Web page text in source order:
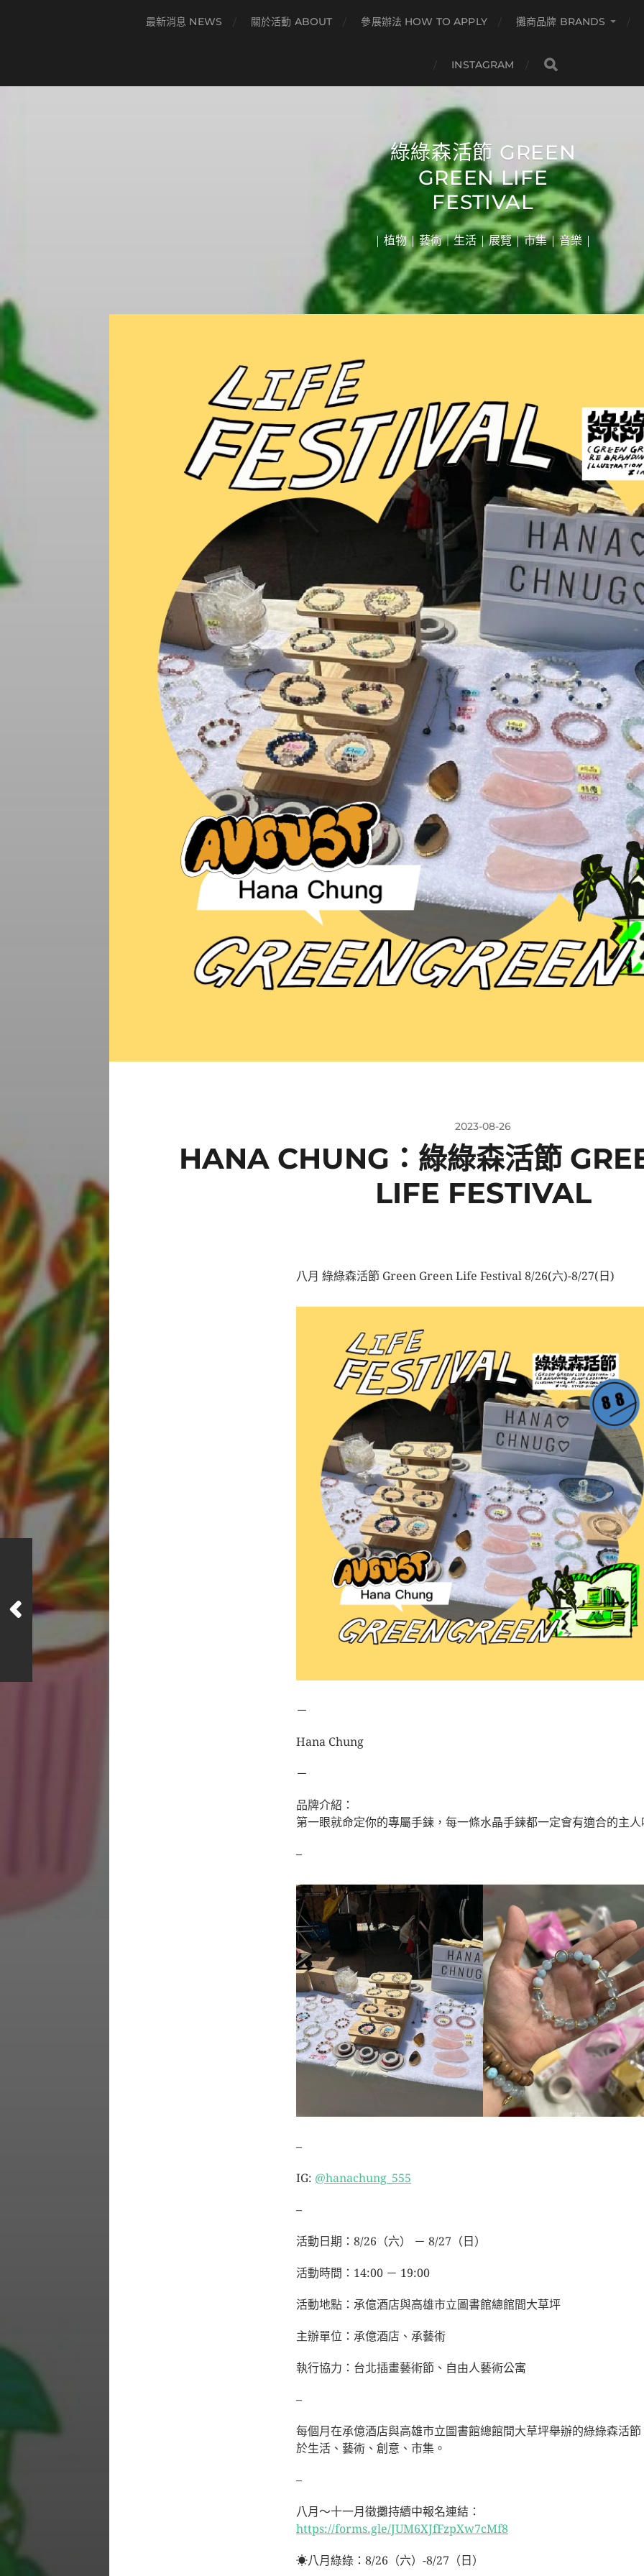
最新消息 NEWS 關於活動 ABOUT 參展辦法 HOW TO APPLY 攤商品牌 BRANDS
INSTAGRAM
綠綠森活節 GREEN
GREEN LIFE
FESTIVAL
| 植物 | 藝術｜生活 | 展覽 | 市集 | 音樂 |
2023-08-26
HANA CHUNG：綠綠森活節
LIFE FESTIVAL
八月 綠綠森活節 Green Green Life Festival 8/26(六)-8/27(日)
－
Hana Chung
－
品牌介紹：
第一眼就命定你的專屬手鍊，每一條水晶手鍊都一定會有適合的主人
–
–
IG: @hanachung_555
–
活動日期：8/26（六） － 8/27（日）
活動時間：14:00 － 19:00
活動地點：承億酒店與高雄市立圖書館總館間大草坪
主辦單位：承億酒店、承藝術
執行協力：台北插畫藝術節、自由人藝術公寓
–
每個月在承億酒店與高雄市立圖書館總館間大草坪舉辦的綠綠森活節
於生活、藝術、創意、市集。
–
八月～十一月徵攤持續中報名連結：
https://forms.gle/JUM6XJfFzpXw7cMf8
☀︎︎八月綠綠：8/26（六）-8/27（日）